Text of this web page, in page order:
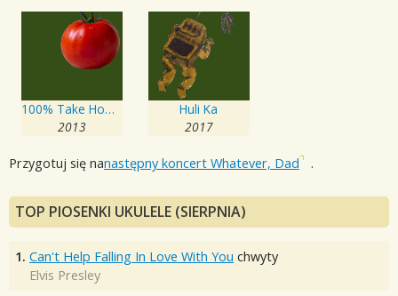
100% Take Home! / Good Morning
2013
Huli Ka
2017
Przygotuj się nanastępny koncert Whatever, Dad .
TOP PIOSENKI UKULELE (SIERPNIA)
1. Can't Help Falling In Love With You chwyty
Elvis Presley